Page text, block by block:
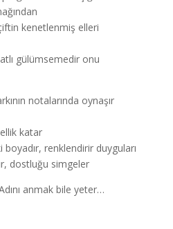
kenetlenmiş elleri
gülümsemedir onu
notalarında oynaşır
katar
boyadır, renklendirir duyguları
dostluğu simgeler
anmak bile yeter…